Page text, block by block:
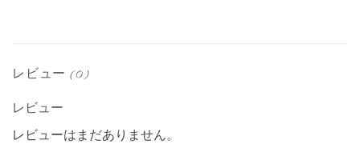
レビュー (0)
レビュー
レビューはまだありません。